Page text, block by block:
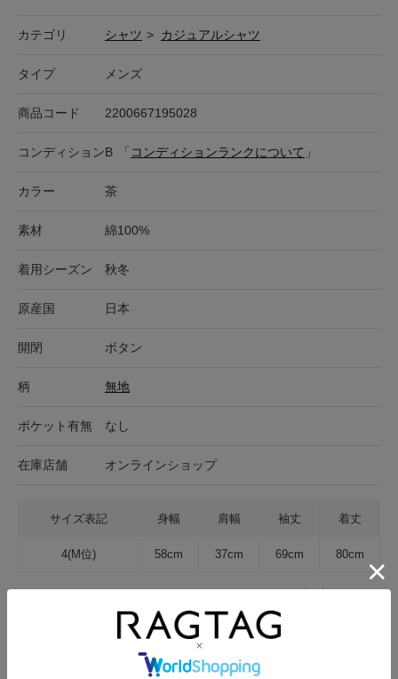
カテゴリ シャツ > カジュアルシャツ
タイプ メンズ
商品コード 2200667195028
コンディションB 「 コンディションランクについて 」
カラー 茶
素材 綿100%
着用シーズン 秋冬
原産国 日本
開閉 ボタン
柄 無地
ポケット有無 なし
在庫店舗 オンラインショップ
サイズ表記 身幅 肩幅 袖丈 着丈
4(M位) 58cm 37cm 69cm 80cm
普通